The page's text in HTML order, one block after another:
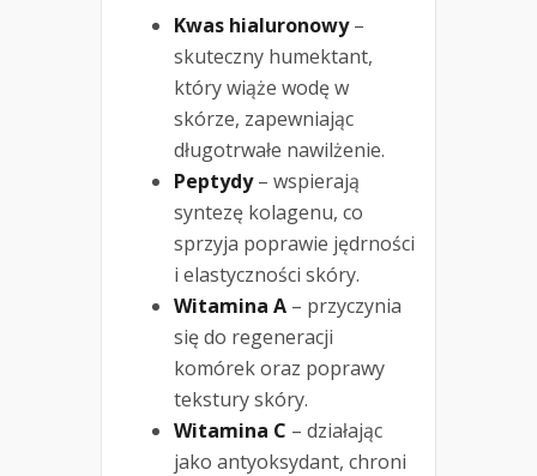
Kwas hialuronowy–
skuteczny humektant,
który wiąże wodę w
skórze, zapewniając
długotrwałe nawilżenie.
Peptydy– wspierają
syntezę kolagenu, co
sprzyja poprawie jędrności
i elastyczności skóry.
Witamina A – przyczynia
się do regeneracji
komórek oraz poprawy
tekstury skóry.
Witamina C – działając
jako antyoksydant, chroni